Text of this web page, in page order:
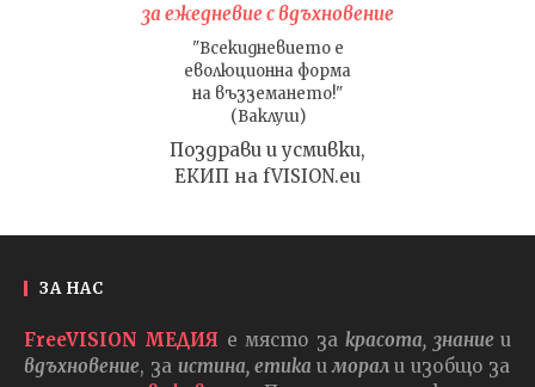
за ежедневие с вдъхновение
"Всекидневието е
еволюционна форма
на възземането!"
(Ваклуш)
Поздрави и усмивки,
ЕКИП на fVISION.eu
ЗА НАС
FreeVISION МЕДИЯ е място закрасота, знаниеи
вдъхновение, за истина, етика и морали изобщо за